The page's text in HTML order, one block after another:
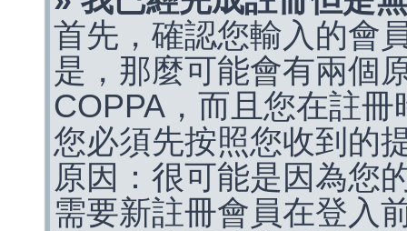
首先，確認您輸入的會
是，那麼可能會有兩個
COPPA，而且您在註
您必須先按照您收到的
原因：很可能是因為您
需要新註冊會員在登入